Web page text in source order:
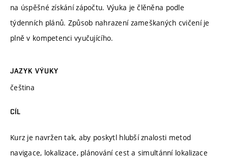
na úspěšné získání zápočtu. Výuka je člěněna podle
týdenních plánů. Způsob nahrazení zameškaných cvičení je
plně v kompetenci vyučujícího.
JAZYK VÝUKY
čeština
CÍL
Kurz je navržen tak, aby poskytl hlubší znalosti metod
navigace, lokalizace, plánování cest a simultánní lokalizace